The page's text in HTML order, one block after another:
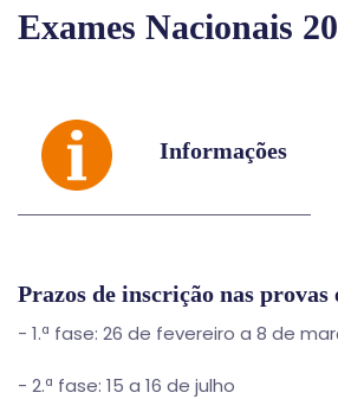
Exames Nacionais
Informações
Prazos de inscrição nas provas
- 1.ª fase: 26 de fevereiro a 8 de
- 2.ª fase: 15 a 16 de julho